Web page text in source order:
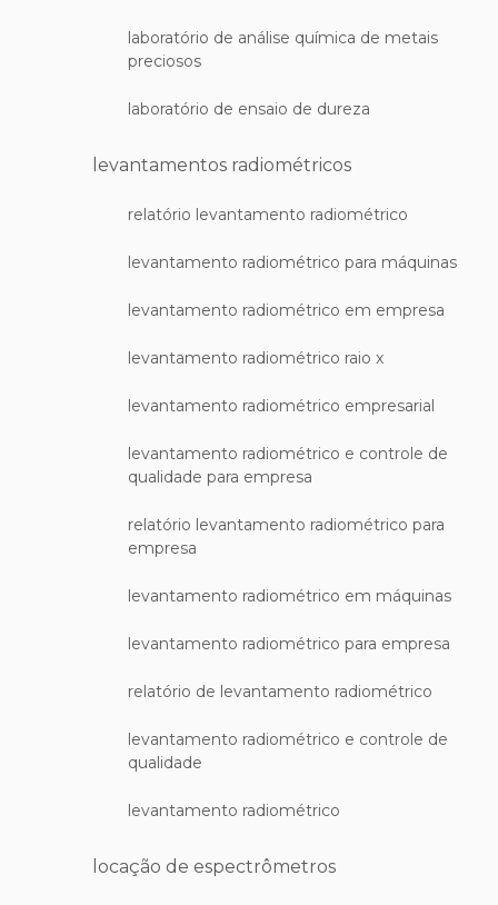
laboratório de análise química de metais
preciosos
laboratório de ensaio de dureza
levantamentos radiométricos
relatório levantamento radiométrico
levantamento radiométrico para máquinas
levantamento radiométrico em empresa
levantamento radiométrico raio x
levantamento radiométrico empresarial
levantamento radiométrico e controle de
qualidade para empresa
relatório levantamento radiométrico para
empresa
levantamento radiométrico em máquinas
levantamento radiométrico para empresa
relatório de levantamento radiométrico
levantamento radiométrico e controle de
qualidade
levantamento radiométrico
locação de espectrômetros